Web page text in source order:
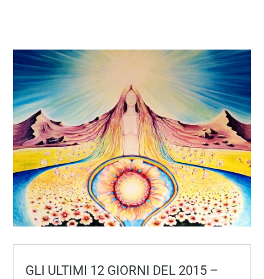
GLI ULTIMI 12 GIORNI DEL 2015 –